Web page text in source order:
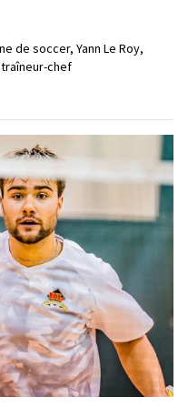
de soccer, Yann Le Roy,
chef